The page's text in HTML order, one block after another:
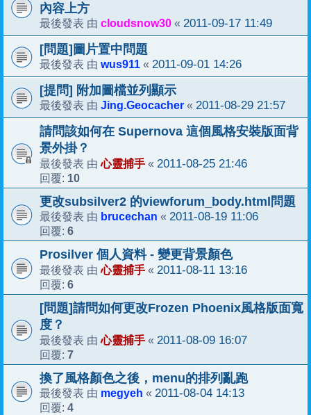
內容上方
最後發表 由 cloudsnow30 « 2011-09-17 11:49
[問題]圖片置中問題
最後發表 由 wus911 « 2011-09-01 14:26
[提問] 附加圖檔並列顯示
最後發表 由 Jing.Geocacher « 2011-08-29 21:57
請問該如何在 Supernova 這個風格安裝版面背
景外掛？
最後發表 由心靈捕手 « 2011-08-25 21:46
回覆: 10
更改subsilver2 的viewforum_body.html問題
最後發表 由 brucechan « 2011-08-19 11:06
回覆: 6
Prosilver 個人資料 - 變更背景顏色
最後發表 由心靈捕手 « 2011-08-11 13:16
回覆: 6
[問題]請問如何更改Frozen Phoenix風格版面寬
度？
最後發表 由心靈捕手 « 2011-08-09 16:07
回覆: 7
換了風格顏色之後，menu的排列亂跑
最後發表 由 megyeh « 2011-08-04 14:13
回覆: 4